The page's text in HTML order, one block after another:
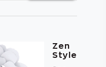
Zen
Style